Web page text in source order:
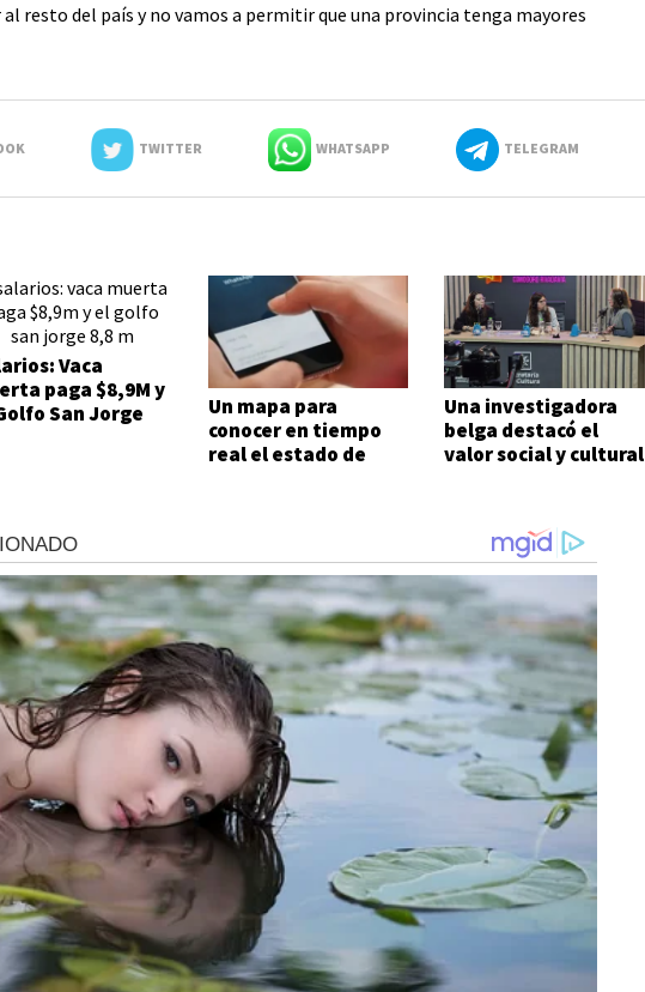
al resto del país y no vamos a permitir que una provincia tenga mayores
TWITTER WHATSAPP TELEGRAM
Vaca
paga $8,9M y
San Jorge
Un mapa para
conocer en tiempo
real el estado de
Una investigadora
belga destacó el
valor social y cultural